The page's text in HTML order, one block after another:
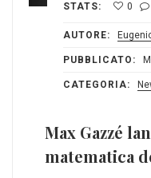
STATS: 0
AUTORE:
PUBBLICATO:
CATEGORIA:
Max Gazzé
matematica